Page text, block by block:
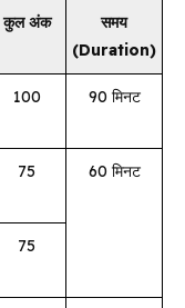
कुल अंक
समय
(Duration)
100 90 मिनट
75 60 मिनट
75